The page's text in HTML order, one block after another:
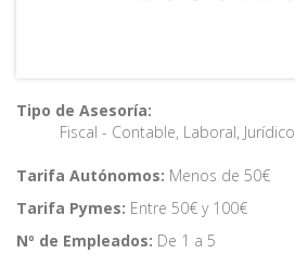
Tipo de Asesoría:
Fiscal - Contable, Laboral, Jurídico
Tarifa Autónomos: Menos de 50€
Tarifa Pymes: Entre 50€ y 100€
Nº de Empleados: De 1 a 5